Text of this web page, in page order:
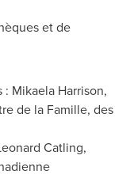
et de
Mikaela Harrison,
de la Famille, des
Catling,